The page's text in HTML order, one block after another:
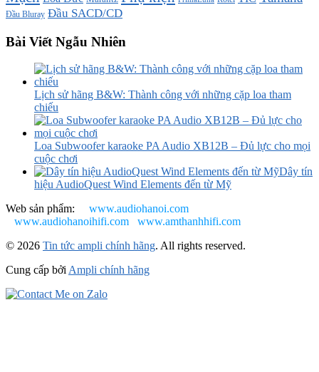
Đầu Bluray Đầu SACD/CD
Bài Viết Ngẫu Nhiên
Lịch sử hãng B&W: Thành công với những cặp loa tham
chiếu
Loa Subwoofer karaoke PA Audio XB12B – Đủ lực cho mọi
cuộc chơi
Dây tín
hiệu AudioQuest Wind Elements đến từ Mỹ
Web sản phẩm: www.audiohanoi.com
www.audiohanoihifi.com
www.amthanhhifi.com
© 2026 Tin tức ampli chính hãng. All rights reserved.
Cung cấp bởi Ampli chính hãng